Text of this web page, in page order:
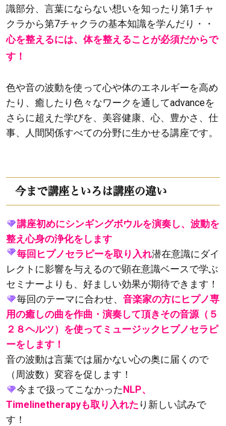
識部分、言葉にならない想いを知ったり第1チャ
クラから第7チャクラの基本知識を学んだり・・
心を整えるには、体を整えることが必須だからで
す！
色や音の波動を使って心や体のエネルギーを高め
たり、癒したり色々なワークを通してadvanceを
さらに超えた学びを、美容健康、心、豊かさ、仕
事、人間関係すべての分野に生かせる講座です。
今まで講座といろは講座の違い
講座初めにシンギングボウルを演奏し、波動を
整え心身の浄化をします
毎回ヒプノセラピーを取り入れ潜在意識にダイ
レクトに影響を与えるので顕在意識ベースで学ぶ
セミナーよりも、好ましい効果が期待できます！
毎回のテーマに合わせ、音楽家の方にヒプノ専
用の癒しの曲を作曲・演奏して頂きその音源（５
２８ヘルツ）を使ってミュージックヒプノセラピ
ーをします！
音の波動は言葉では届かない心の奥に届くので
（周波数）変容を促します！
今まで扱ってこなかったNLP、
Timelinetherapyも取り入れた り新しい試みで
す！